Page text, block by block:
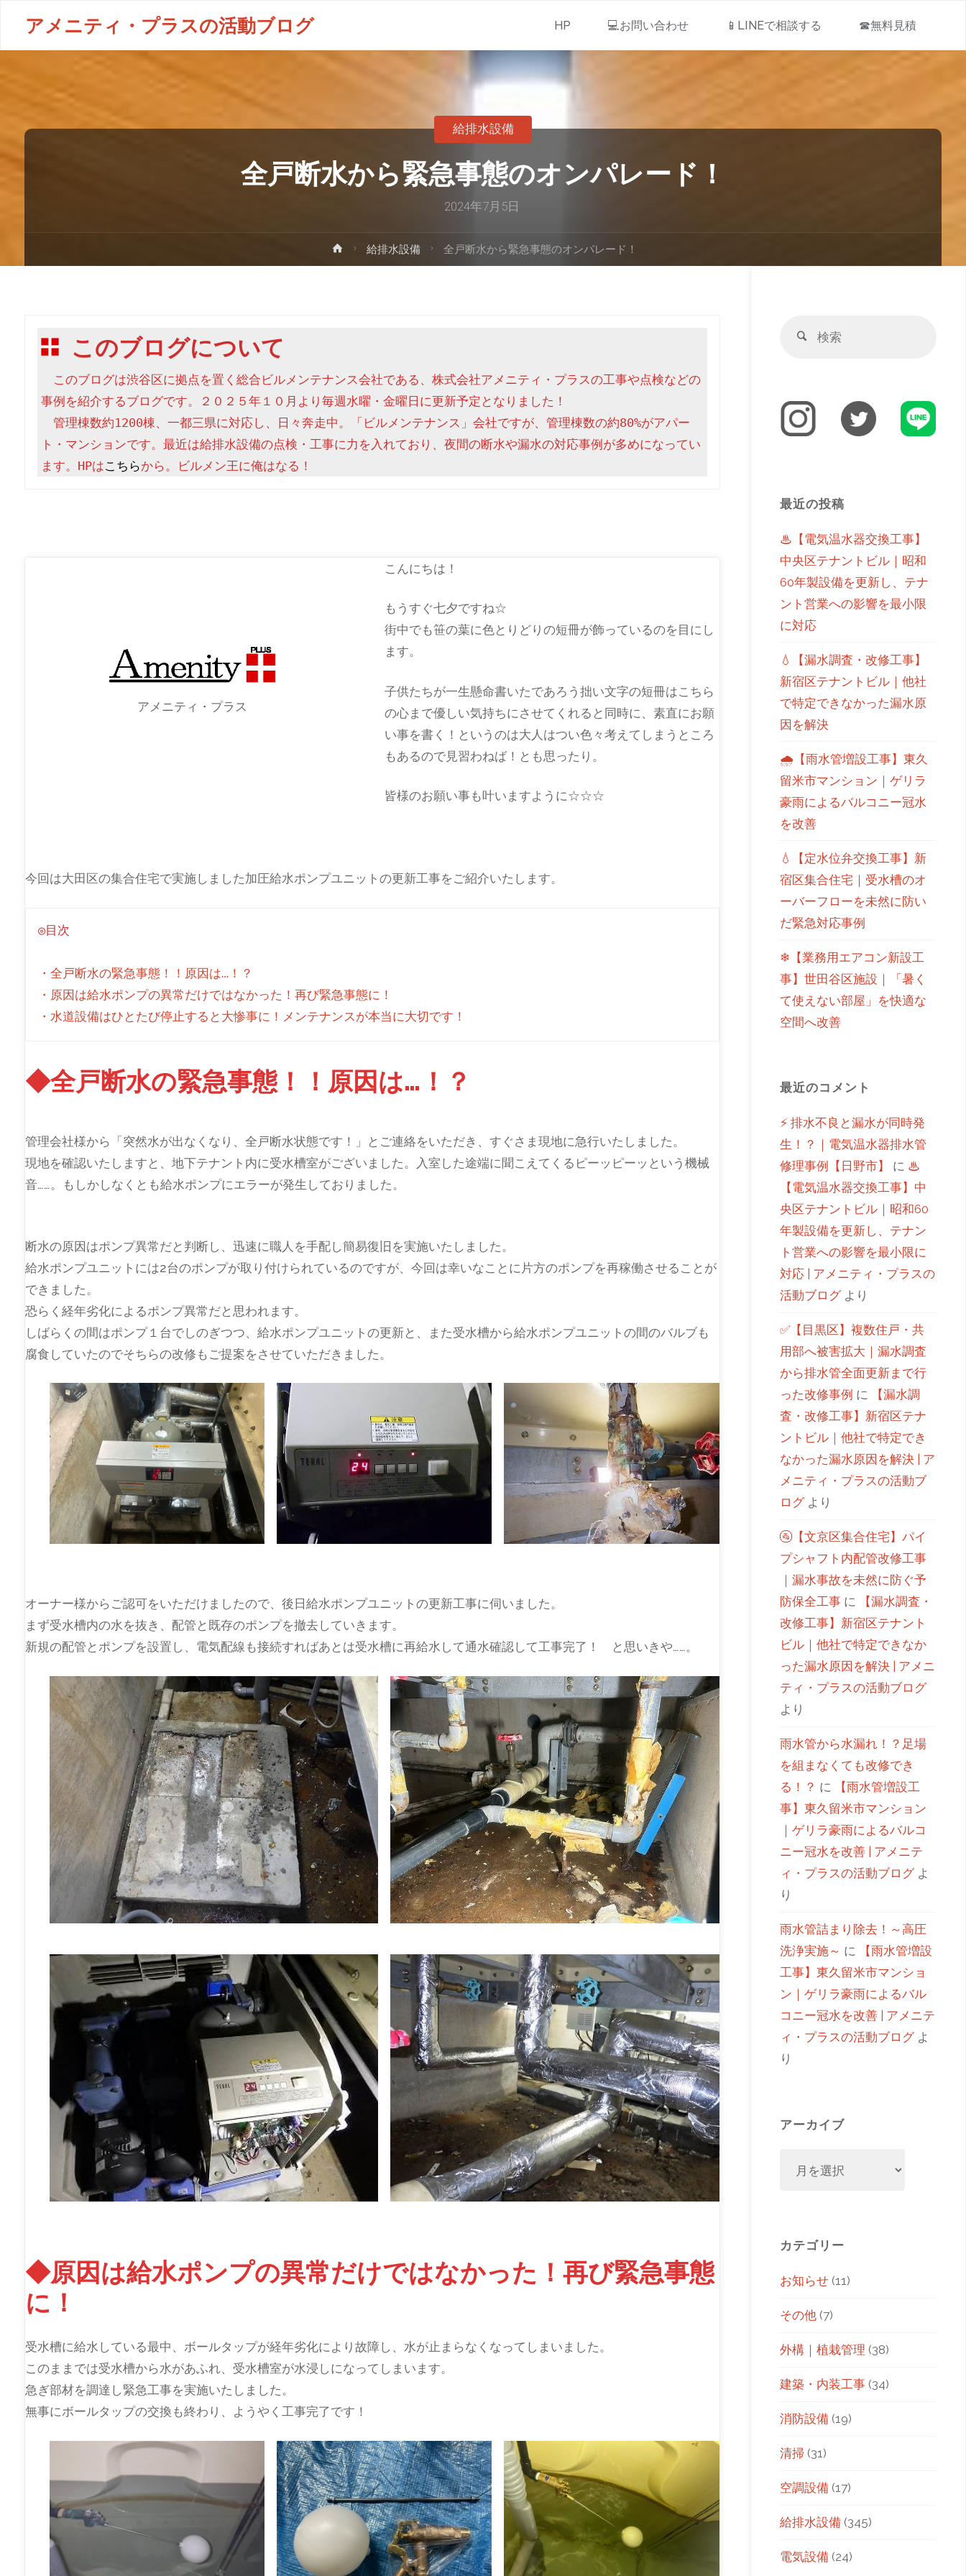
アメニティ・プラスの活動ブログ HP 💻お問い合わせ 📱LINEで相談する ☎無料見積
全戸断水から緊急事態のオンパレード！
2024年7月5日
給排水設備
給排水設備 全戸断水から緊急事態のオンパレード！
このブログについて
このブログは渋谷区に拠点を置く総合ビルメンテナンス会社である、株式会社アメニティ・プラスの工事や点検などの
事例を紹介するブログです。２０２５年１０月より毎週水曜・金曜日に更新予定となりました！
管理棟数約1200棟、一都三県に対応し、日々奔走中。「ビルメンテナンス」会社ですが、管理棟数の約80%がアパー
ト・マンションです。最近は給排水設備の点検・工事に力を入れており、夜間の断水や漏水の対応事例が多めになってい
ます。HPはこちらから。ビルメン王に俺はなる！
アメニティ・プラス
こんにちは！
もうすぐ七夕ですね☆
街中でも笹の葉に色とりどりの短冊が飾っているのを目にし
ます。
子供たちが一生懸命書いたであろう拙い文字の短冊はこちら
の心まで優しい気持ちにさせてくれると同時に、素直にお願
い事を書く！というのは大人はつい色々考えてしまうところ
もあるので見習わねば！とも思ったり。
皆様のお願い事も叶いますように☆☆☆
今回は大田区の集合住宅で実施しました加圧給水ポンプユニットの更新工事をご紹介いたします。
◎目次
・全戸断水の緊急事態！！原因は…！？
・原因は給水ポンプの異常だけではなかった！再び緊急事態に！
・水道設備はひとたび停止すると大惨事に！メンテナンスが本当に大切です！
◆全戸断水の緊急事態！！原因は…！？
管理会社様から「突然水が出なくなり、全戸断水状態です！」とご連絡をいただき、すぐさま現地に急行いたしました。
現地を確認いたしますと、地下テナント内に受水槽室がございました。入室した途端に聞こえてくるピーッピーッという機械
音……。もしかしなくとも給水ポンプにエラーが発生しておりました。
断水の原因はポンプ異常だと判断し、迅速に職人を手配し簡易復旧を実施いたしました。
給水ポンプユニットには2台のポンプが取り付けられているのですが、今回は幸いなことに片方のポンプを再稼働させることが
できました。
恐らく経年劣化によるポンプ異常だと思われます。
しばらくの間はポンプ１台でしのぎつつ、給水ポンプユニットの更新と、また受水槽から給水ポンプユニットの間のバルブも
腐食していたのでそちらの改修もご提案をさせていただきました。
オーナー様からご認可をいただけましたので、後日給水ポンプユニットの更新工事に伺いました。
まず受水槽内の水を抜き、配管と既存のポンプを撤去していきます。
新規の配管とポンプを設置し、電気配線も接続すればあとは受水槽に再給水して通水確認して工事完了！ と思いきや……。
◆原因は給水ポンプの異常だけではなかった！再び緊急事態
に！
受水槽に給水している最中、ボールタップが経年劣化により故障し、水が止まらなくなってしまいました。
このままでは受水槽から水があふれ、受水槽室が水浸しになってしまいます。
急ぎ部材を調達し緊急工事を実施いたしました。
無事にボールタップの交換も終わり、ようやく工事完了です！
最近の投稿
♨【電気温水器交換工事】
中央区テナントビル｜昭和
60年製設備を更新し、テナ
ント営業への影響を最小限
に対応
💧【漏水調査・改修工事】
新宿区テナントビル｜他社
で特定できなかった漏水原
因を解決
🌧【雨水管増設工事】東久
留米市マンション｜ゲリラ
豪雨によるバルコニー冠水
を改善
💧【定水位弁交換工事】新
宿区集合住宅｜受水槽のオ
ーバーフローを未然に防い
だ緊急対応事例
❄【業務用エアコン新設工
事】世田谷区施設｜「暑く
て使えない部屋」を快適な
空間へ改善
最近のコメント
⚡ 排水不良と漏水が同時発
生！？｜電気温水器排水管
修理事例【日野市】
に ♨
【電気温水器交換工事】中
央区テナントビル｜昭和60
年製設備を更新し、テナン
ト営業への影響を最小限に
対応 | アメニティ・プラスの
活動ブログより
✅【目黒区】複数住戸・共
用部へ被害拡大｜漏水調査
から排水管全面更新まで行
った改修事例 に
【漏水調
査・改修工事】新宿区テナ
ントビル｜他社で特定でき
なかった漏水原因を解決 | ア
メニティ・プラスの活動ブ
ログより
🚰【文京区集合住宅】パイ
プシャフト内配管改修工事
｜漏水事故を未然に防ぐ予
防保全工事 に
【漏水調査・
改修工事】新宿区テナント
ビル｜他社で特定できなか
った漏水原因を解決 | アメニ
ティ・プラスの活動ブログ
より
雨水管から水漏れ！？足場
を組まなくても改修でき
る！？ に
【雨水管増設工
事】東久留米市マンション
｜ゲリラ豪雨によるバルコ
ニー冠水を改善 | アメニテ
ィ・プラスの活動ブログよ
り
雨水管詰まり除去！～高圧
洗浄実施～ に
【雨水管増設
工事】東久留米市マンショ
ン｜ゲリラ豪雨によるバル
コニー冠水を改善 | アメニテ
ィ・プラスの活動ブログよ
り
アーカイブ
カテゴリー
お知らせ (11)
その他 (7)
外構｜植栽管理 (38)
建築・内装工事 (34)
消防設備 (19)
清掃 (31)
空調設備 (17)
給排水設備 (345)
電気設備 (24)